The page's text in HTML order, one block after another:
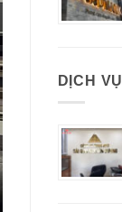
DỊCH VỤ